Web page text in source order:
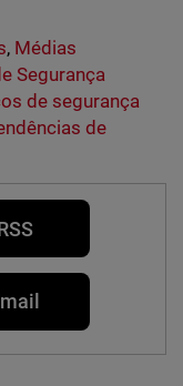
, Médias
Segurança
de segurança
de